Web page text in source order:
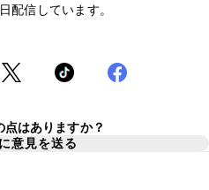
配信しています。
はありますか？
意見を送る